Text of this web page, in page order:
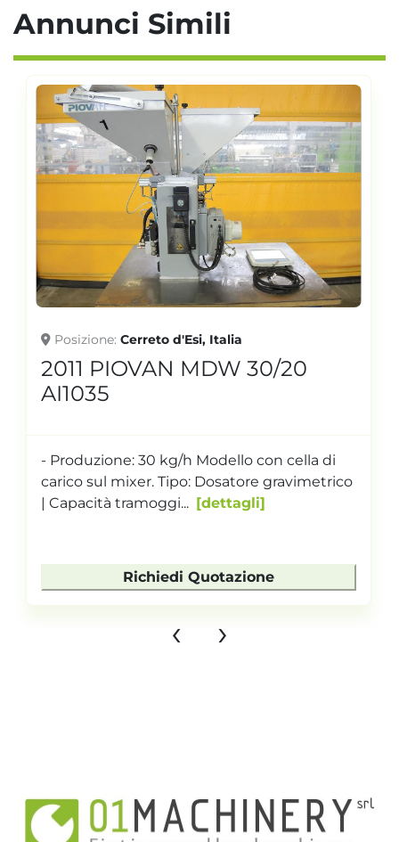
Annunci Simili
Posizione Cerreto d'Esi, Italia
2011 PIOVAN MDW 30/20
AI1035
- Produzione: 30 kg/h Modello con cella di
carico sul mixer. Tipo: Dosatore gravimetrico
| Capacità tramoggi...
dettagli
Richiedi Quotazione
‹ ›